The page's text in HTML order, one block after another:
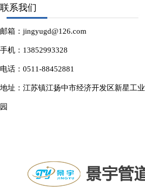
联系我们
邮箱：jingyugd@126.com
手机：13852993328
电话：0511-88452881
地址：江苏镇江扬中市经济开发区新星工业
园